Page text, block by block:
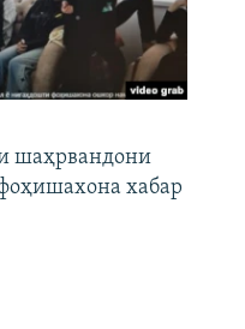
шаҳрвандони
хабар